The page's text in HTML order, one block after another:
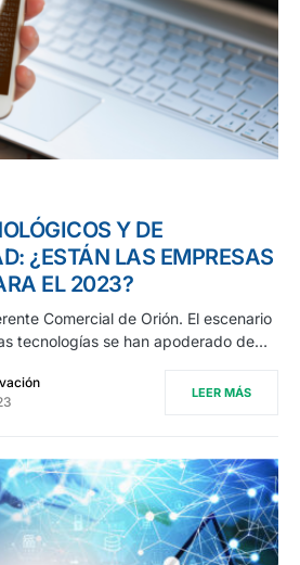
Y DE
¿ESTÁN LAS EMPRESAS
EL 2023?
Comercial de Orión. El escenario
tecnologías se han apoderado de…
LEER MÁS